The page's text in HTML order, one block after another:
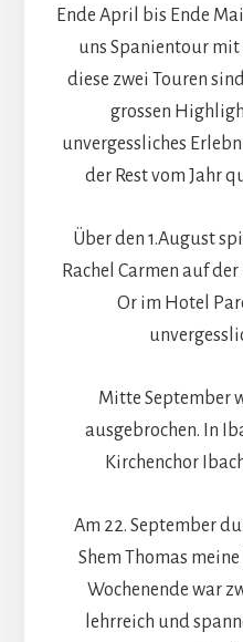
Ende April bis Ende
uns Spanientour mit
diese zwei Touren
grossen
unvergessliches
der Rest vom Jahr
Über den 1.August
Rachel Carmen auf
Or im Hotel
Mitte September
ausgebrochen. In
Kirchenchor
Am 22. September
Shem Thomas
Wochenende war
lehrreich und